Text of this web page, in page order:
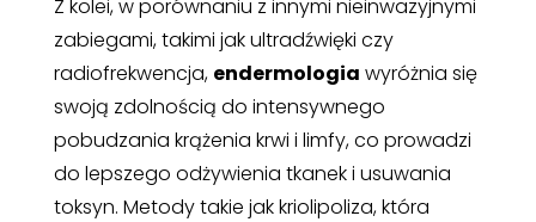
Z kolei, w porównaniu z innymi nieinwazyjnymi
zabiegami, takimi jak ultradźwięki czy
radiofrekwencja, endermologia wyróżnia się
swoją zdolnością do intensywnego
pobudzania krążenia krwi i limfy, co prowadzi
do lepszego odżywienia tkanek i usuwania
toksyn. Metody takie jak kriolipoliza, która